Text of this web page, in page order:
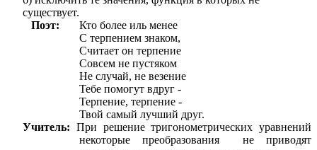
существует.
Поэт: Кто более иль менее
С терпением знаком,
Считает он терпение
Совсем не пустяком
Не случай, не везение
Тебе помогут вдруг -
Терпение, терпение -
Твой самый лучший друг.
Учитель: При решение тригонометрических уравнений
некоторые преобразования не приводят